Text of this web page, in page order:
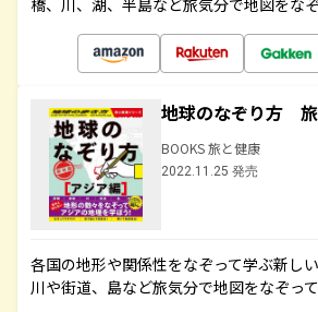
橋、川、湖、半島など旅気分で地図をな
地球のなぞり方
BOOKS 旅と健康
2022.11.25 発売
各国の地形や関係性をなぞって学ぶ新し
川や街道、島など旅気分で地図をなぞっ